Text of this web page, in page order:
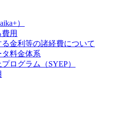
）
用
金利等の諸経費について
料金体系
ログラム（SYEP）